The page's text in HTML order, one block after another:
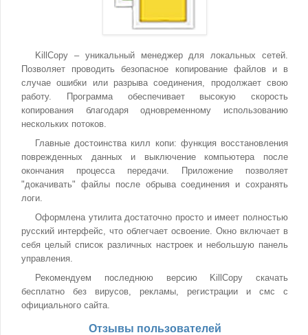
KillCopy – уникальный менеджер для локальных сетей.
Позволяет проводить безопасное копирование файлов и в
случае ошибки или разрыва соединения, продолжает свою
работу. Программа обеспечивает высокую скорость
копирования благодаря одновременному использованию
нескольких потоков.
Главные достоинства килл копи: функция восстановления
поврежденных данных и выключение компьютера после
окончания процесса передачи. Приложение позволяет
"докачивать" файлы после обрыва соединения и сохранять
логи.
Оформлена утилита достаточно просто и имеет полностью
русский интерфейс, что облегчает освоение. Окно включает в
себя целый список различных настроек и небольшую панель
управления.
Рекомендуем последнюю версию KillCopy скачать
бесплатно без вирусов, рекламы, регистрации и смс с
официального сайта.
Отзывы пользователей